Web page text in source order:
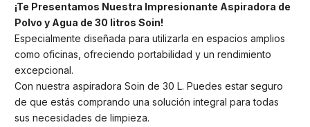
¡Te Presentamos Nuestra Impresionante Aspiradora de
Polvo y Agua de 30 litros Soin!
Especialmente diseñada para utilizarla en espacios amplios
como oficinas, ofreciendo portabilidad y un rendimiento
excepcional.
Con nuestra aspiradora Soin de 30 L. Puedes estar seguro
de que estás comprando una solución integral para todas
sus necesidades de limpieza.